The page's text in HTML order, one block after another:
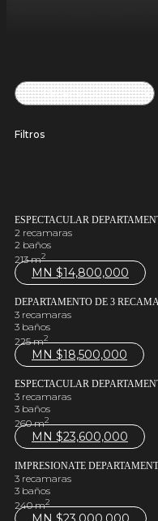
Filtros
ESPECTACULAR
2 recamaras
2 baños
213 m2
MN $14,800,000
DEPARTAMENTO DE 3
3 recamaras
3 baños
225 m2
MN $18,500,000
ESPECTACULAR
3 recamaras
3 baños
260 m2
MN $23,600,000
IMPRESIONATE
3 recamaras
3 baños
240 m2